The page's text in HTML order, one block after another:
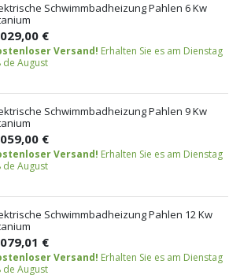
Schwimmbadheizung Pahlen 6 Kw
€
Versand! Erhalten Sie es am Dienstag
de August
Schwimmbadheizung Pahlen 9 Kw
€
Versand! Erhalten Sie es am Dienstag
de August
Schwimmbadheizung Pahlen 12 Kw
€
Versand! Erhalten Sie es am Dienstag
de August